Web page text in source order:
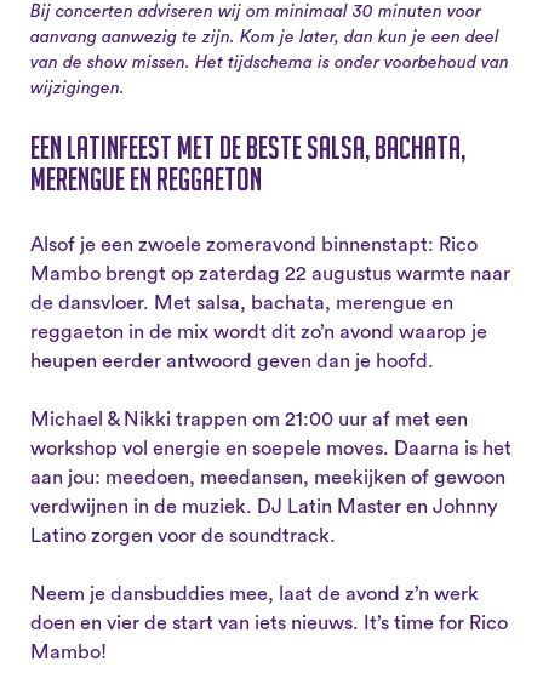
Bij concerten adviseren wij om minimaal 30 minuten voor
aanvang aanwezig te zijn. Kom je later, dan kun je een deel
van de show missen. Het tijdschema is onder voorbehoud van
wijzigingen.
Een latinfeest met de beste salsa, bachata,
merengue en reggaeton
Alsof je een zwoele zomeravond binnenstapt: Rico
Mambo brengt op zaterdag 22 augustus warmte naar
de dansvloer. Met salsa, bachata, merengue en
reggaeton in de mix wordt dit zo’n avond waarop je
heupen eerder antwoord geven dan je hoofd.
Michael & Nikki trappen om 21:00 uur af met een
workshop vol energie en soepele moves. Daarna is het
aan jou: meedoen, meedansen, meekijken of gewoon
verdwijnen in de muziek. DJ Latin Master en Johnny
Latino zorgen voor de soundtrack.
Neem je dansbuddies mee, laat de avond z’n werk
doen en vier de start van iets nieuws. It’s time for Rico
Mambo!